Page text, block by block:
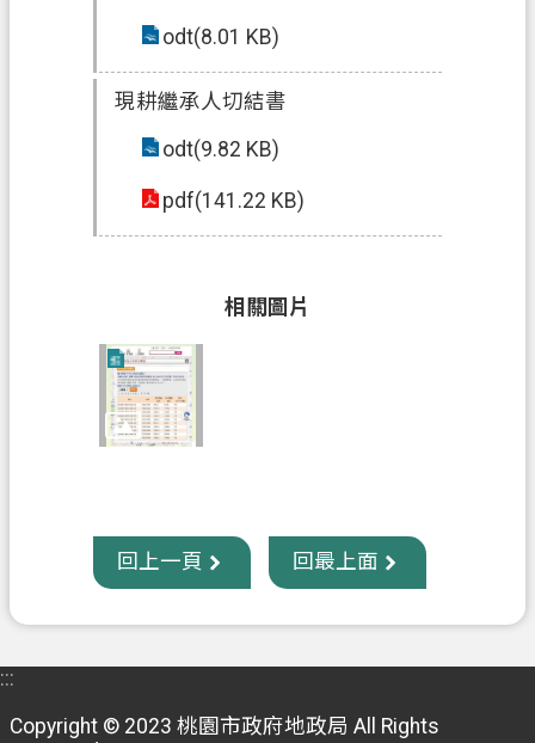
odt(8.01 KB)
現耕繼承人切結書
odt(9.82 KB)
pdf(141.22 KB)
相關圖片
回上一頁 回最上面
:::
Copyright © 2023 桃園市政府地政局 All Rights